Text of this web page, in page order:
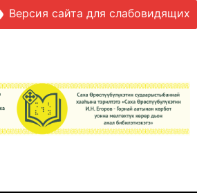
Версия сайта для слабовидящих